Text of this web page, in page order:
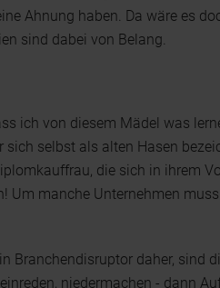
Ahnung haben. Da wäre es
sind dabei von Belang.
ich von diesem Mädel was
sich selbst als alten Hasen
die sich in ihrem
Um manche Unternehmen
Branchendisruptor daher, sind
niedermachen - dann